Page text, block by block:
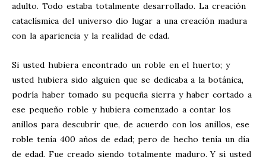
adulto. Todo estaba totalmente desarrollado. La creación
cataclísmica del universo dio lugar a una creación madura
con la apariencia y la realidad de edad.
Si usted hubiera encontrado un roble en el huerto; y
usted hubiera sido alguien que se dedicaba a la botánica,
podría haber tomado su pequeña sierra y haber cortado a
ese pequeño roble y hubiera comenzado a contar los
anillos para descubrir que, de acuerdo con los anillos, ese
roble tenía 400 años de edad; pero de hecho tenía un día
de edad. Fue creado siendo totalmente maduro. Y si usted